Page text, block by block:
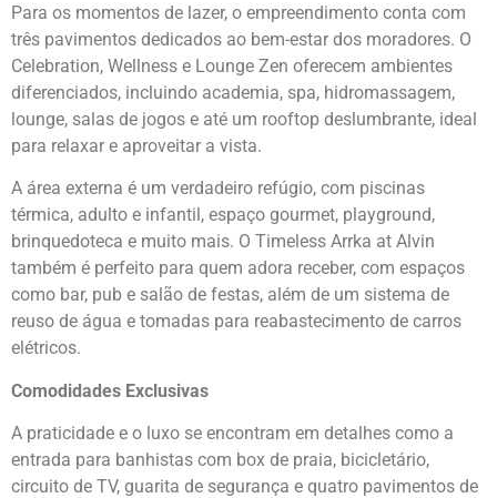
Para os momentos de lazer, o empreendimento conta com
três pavimentos dedicados ao bem-estar dos moradores. O
Celebration, Wellness e Lounge Zen oferecem ambientes
diferenciados, incluindo academia, spa, hidromassagem,
lounge, salas de jogos e até um rooftop deslumbrante, ideal
para relaxar e aproveitar a vista.
A área externa é um verdadeiro refúgio, com piscinas
térmica, adulto e infantil, espaço gourmet, playground,
brinquedoteca e muito mais. O Timeless Arrka at Alvin
também é perfeito para quem adora receber, com espaços
como bar, pub e salão de festas, além de um sistema de
reuso de água e tomadas para reabastecimento de carros
elétricos.
Comodidades Exclusivas
A praticidade e o luxo se encontram em detalhes como a
entrada para banhistas com box de praia, bicicletário,
circuito de TV, guarita de segurança e quatro pavimentos de